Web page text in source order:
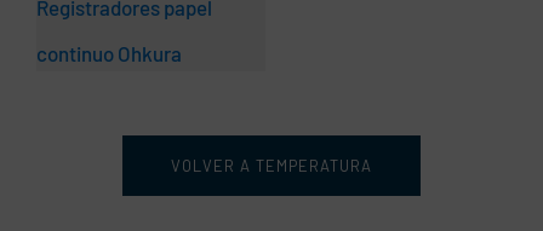
Registradores papel
continuo Ohkura
VOLVER A TEMPERATURA